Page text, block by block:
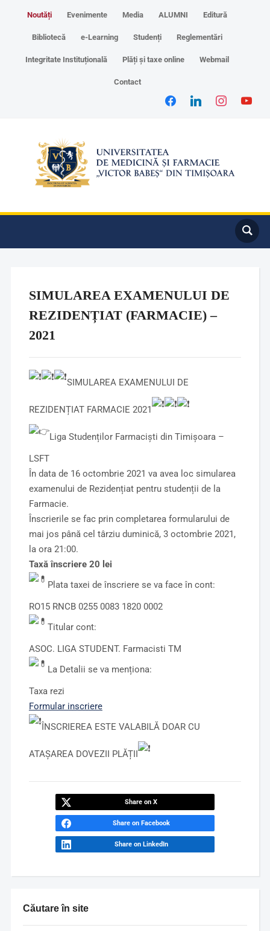
Noutăți Evenimente Media ALUMNI Editură
Bibliotecă e-Learning Studenți Reglementări
Integritate Instituțională Plăți și taxe online Webmail
Contact
Căutare în site
SIMULAREA EXAMENULUI DE
REZIDENȚIAT (FARMACIE) –
2021
SIMULAREA EXAMENULUI DE
REZIDENȚIAT FARMACIE 2021
Liga Studenților Farmacişti din Timişoara –
LSFT
În data de 16 octombrie 2021 va avea loc simularea
examenului de Rezidențiat pentru studenții de la
Farmacie.
Înscrierile se fac prin completarea formularului de
mai jos până cel târziu duminică, 3 octombrie 2021,
la ora 21:00.
Taxă înscriere 20 lei
Plata taxei de înscriere se va face în cont:
RO15 RNCB 0255 0083 1820 0002
Titular cont:
ASOC. LIGA STUDENT. Farmacisti TM
La Detalii se va menționa:
Taxa rezi
Formular inscriere
ÎNSCRIEREA ESTE VALABILĂ DOAR CU
ATAȘAREA DOVEZII PLĂȚII
Share on X
Share on Facebook
Share on LinkedIn